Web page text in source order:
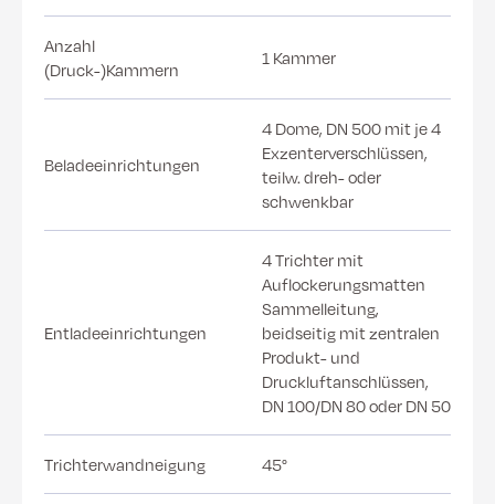
Anzahl
(Druck-)Kammern
1 Kammer
Beladeeinrichtungen
4 Dome, DN 500 mit je 4
Exzenterverschlüssen,
teilw. dreh- oder
schwenkbar
Entladeeinrichtungen
4 Trichter mit
Auflockerungsmatten
Sammelleitung,
beidseitig mit zentralen
Produkt- und
Druckluftanschlüssen,
DN 100/DN 80 oder DN 50
Trichterwandneigung 45°